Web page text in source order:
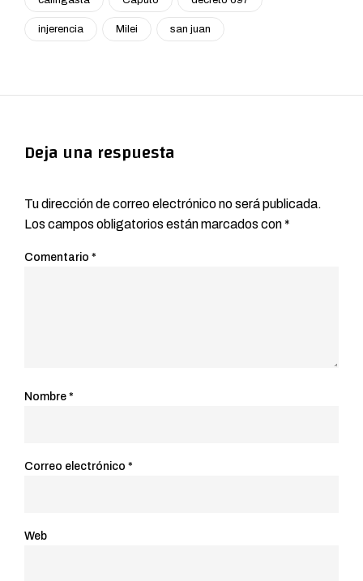
injerencia Milei san juan
Deja una respuesta
Tu dirección de correo electrónico no será publicada.
Los campos obligatorios están marcados con*
Comentario *
Nombre *
Correo electrónico *
Web